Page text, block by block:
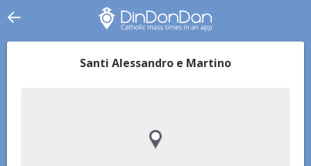
Santi Alessandro e Martino